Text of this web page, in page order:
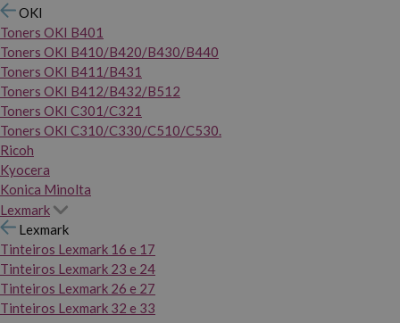
OKI
Toners OKI B401
Toners OKI B410/B420/B430/B440
Toners OKI B411/B431
Toners OKI B412/B432/B512
Toners OKI C301/C321
Toners OKI C310/C330/C510/C530.
Ricoh
Kyocera
Konica Minolta
Lexmark
Lexmark
Tinteiros Lexmark 16 e 17
Tinteiros Lexmark 23 e 24
Tinteiros Lexmark 26 e 27
Tinteiros Lexmark 32 e 33